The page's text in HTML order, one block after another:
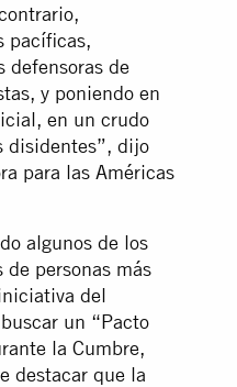
pacíficas,
defensoras de
y poniendo en
en un crudo
disidentes”, dijo
para las Américas
algunos de los
personas más
del
un “Pacto
la Cumbre,
destacar que la